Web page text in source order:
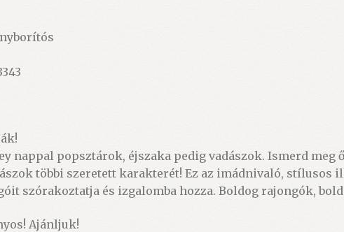
nappal popsztárok, éjszaka pedig vadászok. Ismerd meg
többi szeretett karakterét! Ez az imádnivaló,
szórakoztatja és izgalomba hozza. Boldog rajongók,
Ajánljuk!